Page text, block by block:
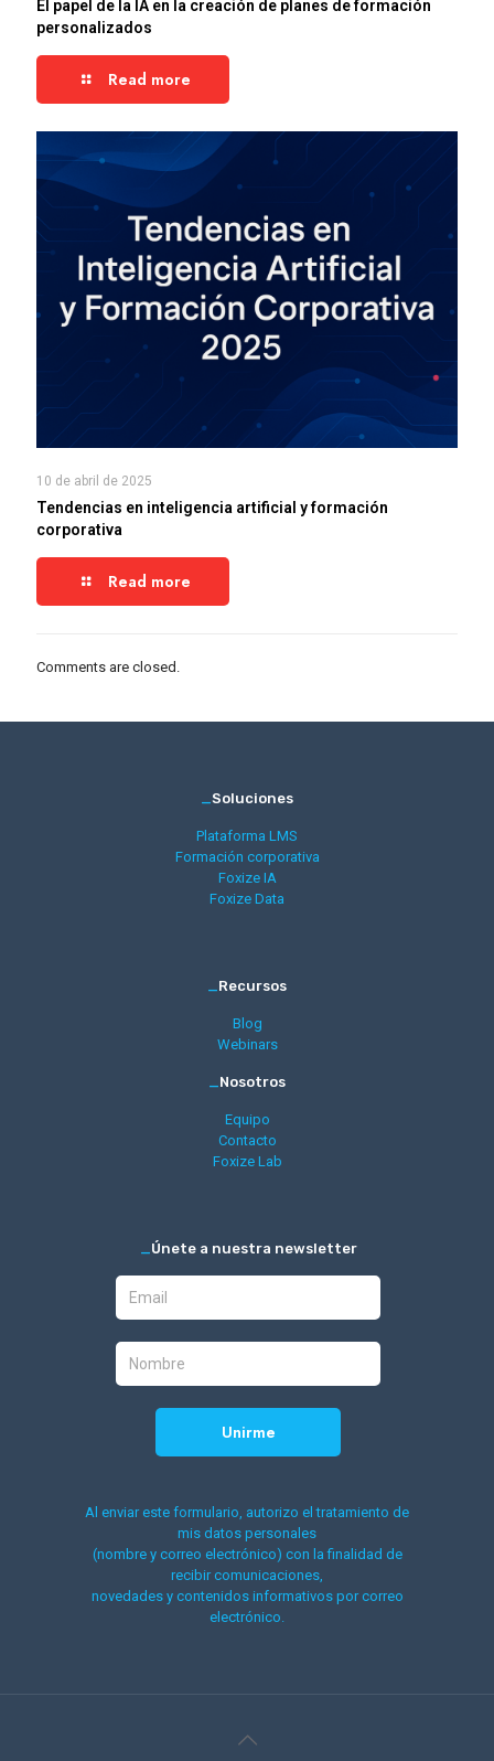
El papel de la IA en la creación de planes de formación
personalizados
Read more
10 de abril de 2025
Tendencias en inteligencia artificial y formación
corporativa
Read more
Comments are closed.
Soluciones
Plataforma LMS
Formación corporativa
Foxize IA
Foxize Data
Recursos
Blog
Webinars
Nosotros
Equipo
Contacto
Foxize Lab
Únete a nuestra newsletter
Al enviar este formulario, autorizo el tratamiento de
mis datos personales
(nombre y correo electrónico) con la finalidad de
recibir comunicaciones,
novedades y contenidos informativos por correo
electrónico.